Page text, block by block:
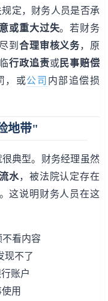
定，财务人员是否承
或重大过失。若财务
到合理审核义务，原
行政追责或民事赔偿
，或公司 内部追偿损
地带"
典型。财务经理虽然
水，被法院认定存在
这说明财务人员在这
看内容
现不了
账户
用